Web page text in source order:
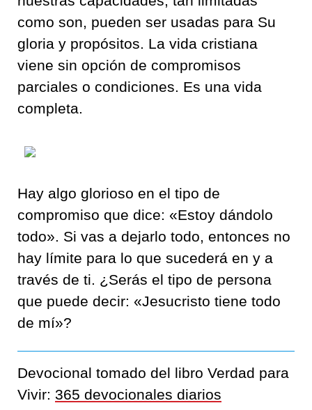
como son, pueden ser usadas para Su
gloria y propósitos. La vida cristiana
viene sin opción de compromisos
parciales o condiciones. Es una vida
completa.
Hay algo glorioso en el tipo de
compromiso que dice: «Estoy dándolo
todo». Si vas a dejarlo todo, entonces no
hay límite para lo que sucederá en y a
través de ti. ¿Serás el tipo de persona
que puede decir: «Jesucristo tiene todo
de mí»?
Devocional tomado del libro Verdad para
Vivir: 365 devocionales diarios